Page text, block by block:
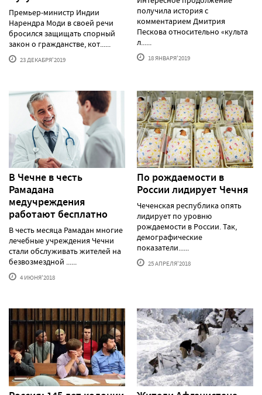
Премьер-министр Индии
Нарендра Моди в своей речи
бросился защищать спорный
закон о гражданстве, кот......
23 ДЕКАБРЯ'2019
получила история с
комментарием Дмитрия
Пескова относительно «культа
л......
18 ЯНВАРЯ'2019
В Чечне в честь
Рамадана
медучреждения
работают бесплатно
В честь месяца Рамадан многие
лечебные учреждения Чечни
стали обслуживать жителей на
безвозмездной ......
4 ИЮНЯ'2018
По рождаемости в
России лидирует Чечня
Чеченская республика опять
лидирует по уровню
рождаемости в России. Так,
демографические
показатели......
25 АПРЕЛЯ'2018